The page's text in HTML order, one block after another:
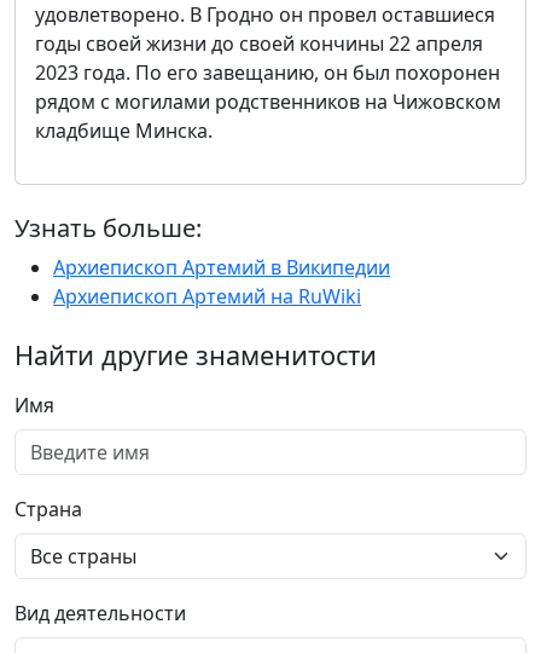
удовлетворено. В Гродно он провел оставшиеся
годы своей жизни до своей кончины 22 апреля
2023 года. По его завещанию, он был похоронен
рядом с могилами родственников на Чижовском
кладбище Минска.
Узнать больше:
Архиепископ Артемий в Википедии
Архиепископ Артемий на RuWiki
Найти другие знаменитости
Имя
Страна
Вид деятельности